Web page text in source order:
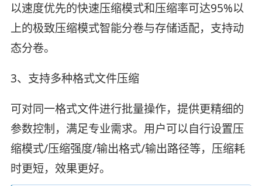
以速度优先的快速压缩模式和压缩率可达95%以
上的极致压缩模式智能分卷与存储适配，支持动
态分卷。
3、支持多种格式文件压缩
可对同一格式文件进行批量操作，提供更精细的
参数控制，满足专业需求。用户可以自行设置压
缩模式/压缩强度/输出格式/输出路径等，压缩耗
时更短，效果更好。